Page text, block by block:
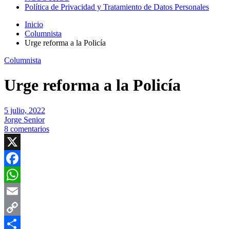
Política de Privacidad y Tratamiento de Datos Personales
Inicio
Columnista
Urge reforma a la Policía
Columnista
Urge reforma a la Policía
5 julio, 2022
Jorge Senior
8 comentarios
X
Facebook
WhatsApp
Email
Copy